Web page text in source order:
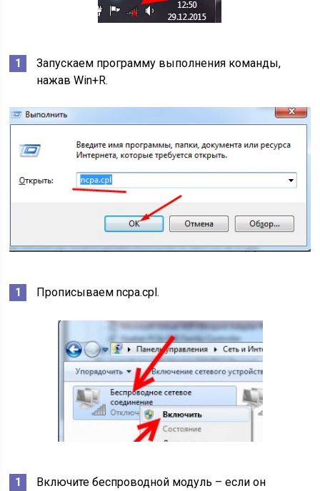
Запускаем программу выполнения команды,
нажав Win+R.
Прописываем ncpa.cpl.
Включите беспроводной модуль – если он